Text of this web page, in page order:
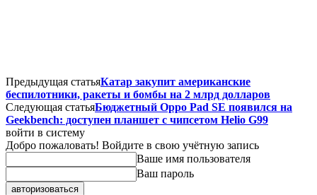
Предыдущая статьяКатар закупит американские
беспилотники, ракеты и бомбы на 2 млрд долларов
Следующая статьяБюджетный Oppo Pad SE появился на
Geekbench: доступен планшет с чипсетом Helio G99
войти в систему
Добро пожаловать! Войдите в свою учётную запись
Ваше имя пользователя
Ваш пароль